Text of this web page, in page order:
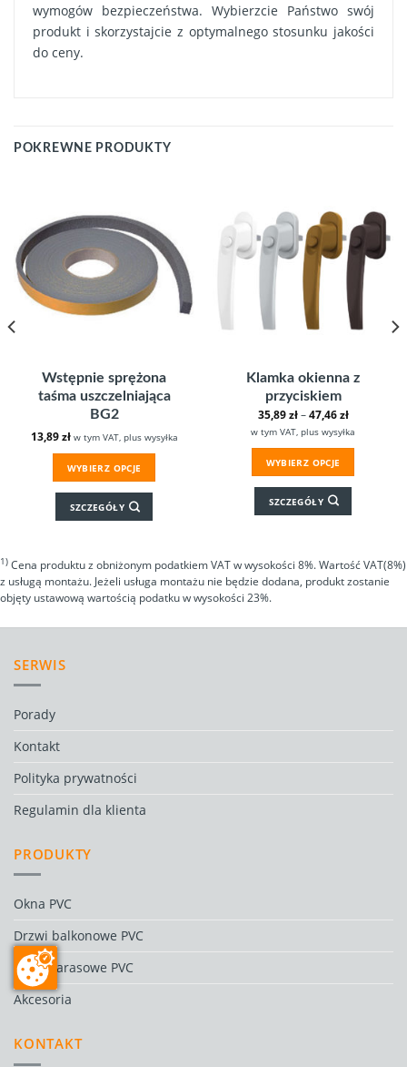
wymogów bezpieczeństwa. Wybierzcie Państwo swój
produkt i skorzystajcie z optymalnego stosunku jakości
do ceny.
POKREWNE PRODUKTY
Wstępnie sprężona
taśma uszczelniająca
BG2
13,89zł w tym VAT, plus wysyłka
WYBIERZ OPCJE
SZCZEGÓŁY
Klamka okienna z
przyciskiem
35,89zł–47,46zł
w tym VAT, plus wysyłka
WYBIERZ OPCJE
SZCZEGÓŁY
1) Cena produktu z obniżonym podatkiem VAT w wysokości 8%. Wartość VAT(8%)
z usługą montażu. Jeżeli usługa montażu nie będzie dodana, produkt zostanie
objęty ustawową wartością podatku w wysokości 23%.
SERWIS
Porady
Kontakt
Polityka prywatności
Regulamin dla klienta
PRODUKTY
Okna PVC
Drzwi balkonowe PVC
Drzwi tarasowe PVC
Akcesoria
KONTAKT